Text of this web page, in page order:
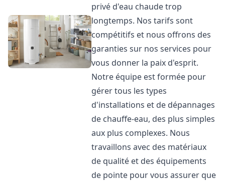
privé d'eau chaude trop
longtemps. Nos tarifs sont
compétitifs et nous offrons des
garanties sur nos services pour
vous donner la paix d'esprit.
Notre équipe est formée pour
gérer tous les types
d'installations et de dépannages
de chauffe-eau, des plus simples
aux plus complexes. Nous
travaillons avec des matériaux
de qualité et des équipements
de pointe pour vous assurer que